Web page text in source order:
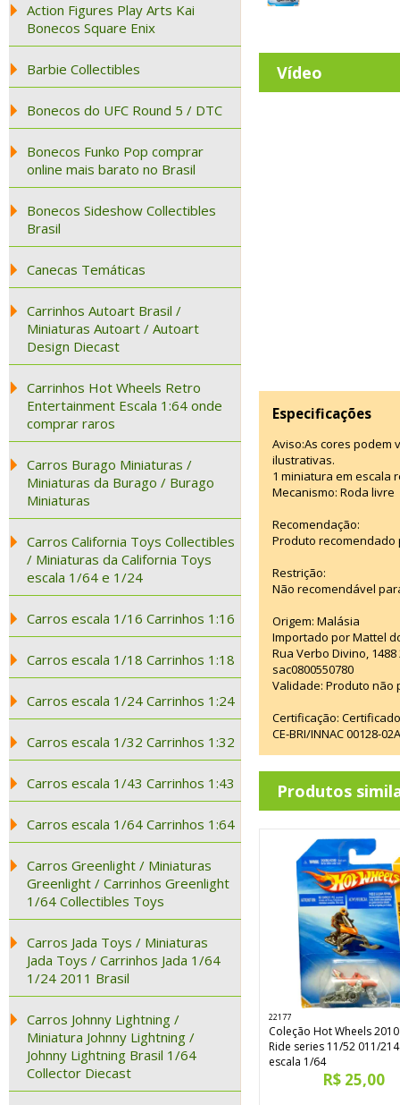
Action Figures Play Arts Kai
Bonecos Square Enix
Barbie Collectibles
Bonecos do UFC Round 5 / DTC
Bonecos Funko Pop comprar
online mais barato no Brasil
Bonecos Sideshow Collectibles
Brasil
Canecas Temáticas
Carrinhos Autoart Brasil /
Miniaturas Autoart / Autoart
Design Diecast
Carrinhos Hot Wheels Retro
Entertainment Escala 1:64 onde
comprar raros
Carros Burago Miniaturas /
Miniaturas da Burago / Burago
Miniaturas
Carros California Toys Collectibles
/ Miniaturas da California Toys
escala 1/64 e 1/24
Carros escala 1/16 Carrinhos 1:16
Carros escala 1/18 Carrinhos 1:18
Carros escala 1/24 Carrinhos 1:24
Carros escala 1/32 Carrinhos 1:32
Carros escala 1/43 Carrinhos 1:43
Carros escala 1/64 Carrinhos 1:64
Carros Greenlight / Miniaturas
Greenlight / Carrinhos Greenlight
1/64 Collectibles Toys
Carros Jada Toys / Miniaturas
Jada Toys / Carrinhos Jada 1/64
1/24 2011 Brasil
Carros Johnny Lightning /
Miniatura Johnny Lightning /
Johnny Lightning Brasil 1/64
Collector Diecast
Vídeo
Especificações
Aviso:As cores podem
ilustrativas.
1 miniatura em escala
Mecanismo: Roda livre
Recomendação:
Produto recomendado
Restrição:
Não recomendável
Origem: Malásia
Importado por Mattel
Rua Verbo Divino,
sac0800550780
Validade: Produto não
Certificação:
CE-BRI/INNAC 00128-
Produtos
22177
Coleção Hot Wheels
Ride series 11/52 011/
escala 1/64
R$ 25,00